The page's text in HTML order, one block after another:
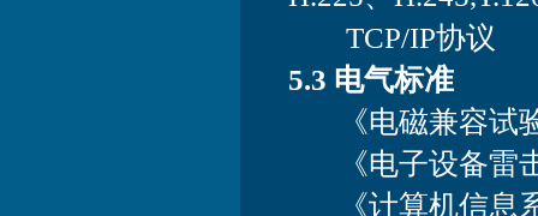
TCP/IP协议
5.3 电气标准
《电磁兼容试验
《电子设备雷击
《计算机信息系